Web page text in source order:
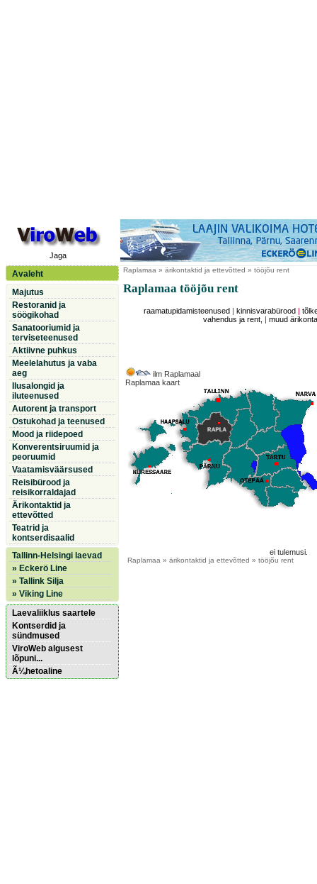
Jaga
Avaleht
Majutus
Restoranid ja
söögikohad
Sanatooriumid ja
terviseteenused
Aktiivne puhkus
Meelelahutus ja vaba
aeg
Ilusalongid ja
iluteenused
Autorent ja transport
Ostukohad ja teenused
Mood ja riidepoed
Konverentsiruumid ja
peoruumid
Vaatamisväärsused
Reisibürood ja
reisikorraldajad
Ärikontaktid ja
ettevõtted
Teatrid ja
kontserdisaalid
Tallinn-Helsingi laevad
» Eckerö Line
» Tallink Silja
» Viking Line
Laevaliiklus saartele
Kontserdid ja
sündmused
ViroWeb algusest
lõpuni...
Ã¼hetoaline
Raplamaa » ärikontaktid ja ettevõtted » tööjõu rent
Raplamaa tööjõu rent
raamatupidamisteenused kinnisvarabürood |
vahendus ja rent,
|muud
ilm Raplamaal
Raplamaa kaart
ei tulemusi.
Raplamaa » ärikontaktid ja ettevõtted » tööjõu rent